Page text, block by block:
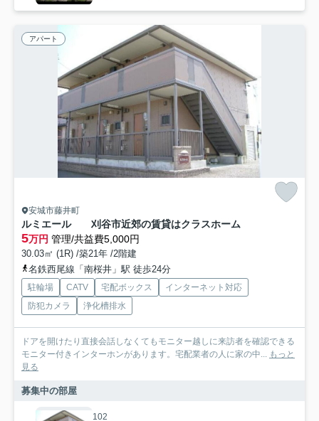
アパート
安城市藤井町
ルミエール 刈谷市近郊の賃貸はクラスホーム
5万円 管理/共益費5,000円
30.03㎡ (1R) /築21年 /2階建
名鉄西尾線「南桜井」駅 徒歩24分
駐輪場 CATV 宅配ボックス
インターネット対応
防犯カメラ
浄化槽排水
ドアを開けたり直接会話しなくてもモニター越しに来訪者を確認できる
モニター付きインターホンがあります。宅配業者の人に家の中...
もっと
見る
募集中の部屋
102